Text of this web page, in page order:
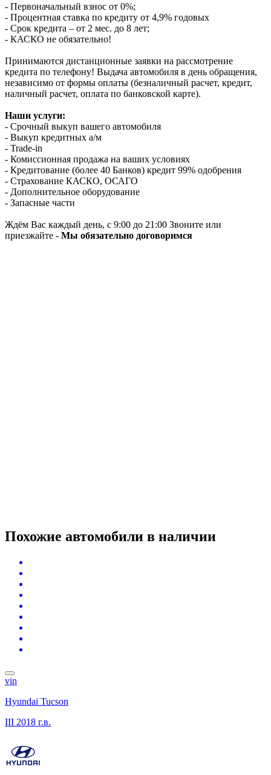
- Первоначальный взнос от 0%;
- Процентная ставка по кредиту от 4,9% годовых
- Срок кредита – от 2 мес. до 8 лет;
- КАСКО не обязательно!
Принимаются дистанционные заявки на рассмотрение
кредита по телефону! Выдача автомобиля в день обращения,
независимо от формы оплаты (безналичный расчет, кредит,
наличный расчет, оплата по банковской карте).
Наши услуги:
- Срочный выкуп вашего автомобиля
- Выкуп кредитных а/м
- Trade-in
- Комиссионная продажа на ваших условиях
- Кредитование (более 40 Банков) кредит 99% одобрения
- Страхование КАСКО, ОСАГО
- Дополнительное оборудование
- Запасные части
Ждём Вас каждый день, с 9:00 до 21:00 Звоните или
приезжайте - Мы обязательно договоримся
Похожие автомобили в наличии
vin
Hyundai Tucson
III 2018 г.в.